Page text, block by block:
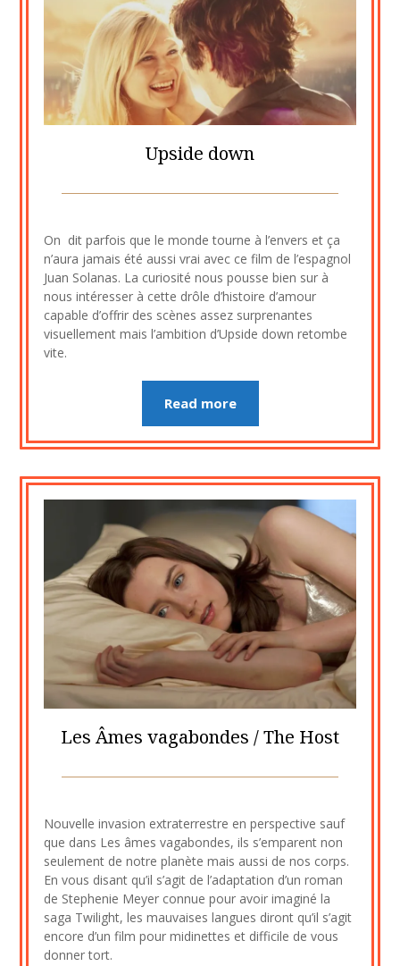
Upside down
26
juillet
2023
On dit parfois que le monde tourne à l’envers et ça
n’aura jamais été aussi vrai avec ce film de l’espagnol
Juan Solanas. La curiosité nous pousse bien sur à
nous intéresser à cette drôle d’histoire d’amour
capable d’offrir des scènes assez surprenantes
visuellement mais l’ambition d’Upside down retombe
vite.
Read more
Les Âmes vagabondes / The Host
24
juillet
2023
Nouvelle invasion extraterrestre en perspective sauf
que dans Les âmes vagabondes, ils s’emparent non
seulement de notre planète mais aussi de nos corps.
En vous disant qu’il s’agit de l’adaptation d’un roman
de Stephenie Meyer connue pour avoir imaginé la
saga Twilight, les mauvaises langues diront qu’il s’agit
encore d’un film pour midinettes et difficile de vous
donner tort.